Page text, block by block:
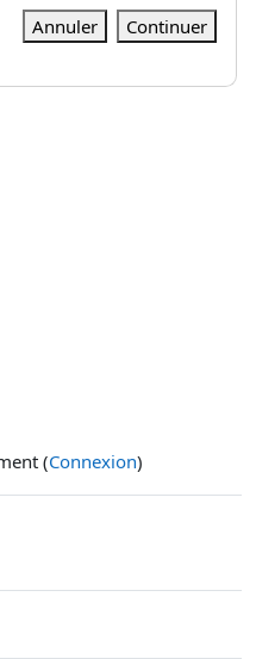
Annuler Continuer
(Connexion)